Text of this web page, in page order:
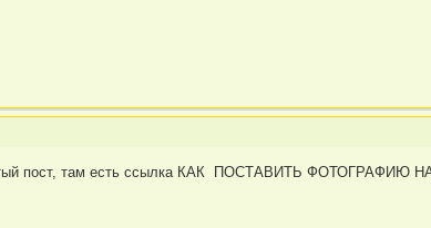
пост, там есть ссылка КАК ПОСТАВИТЬ ФОТОГРАФИЮ